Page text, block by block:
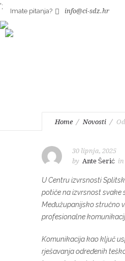
';
Imate pitanja? info@ci-sdz.hr
Home Novosti
30 lipnja, 2025
by Ante Šerić in
U Centru izvrsnosti
potiče na izvrsnost svake
Međužupanijsko stručno
profesionalne
Komunikacija kao ključ
rješavanja određenih